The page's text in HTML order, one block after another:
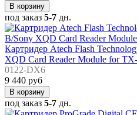
В корзину
под заказ 5-7 дн.
Картридер Atech Flash
XQD Card Reader Module for
0122-DX6
9 440 руб
В корзину
под заказ 5-7 дн.